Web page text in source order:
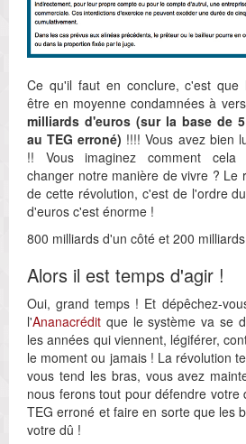
Ce qu'il faut en conclure, c'est que
être en moyenne condamnées à
milliards d'euros (sur la base de
au TEG erroné) !!!! Vous avez bien
!! Vous imaginez comment cela
changer notre manière de vivre ? Le
de cette révolution, c'est de l'ordre
d'euros c'est énorme !
800 milliards d'un côté et 200
Alors il est temps d'agir !
Oui, grand temps ! Et dépêchez-
l'Ananacrédit que le système va se
les années qui viennent, légiférer,
le moment ou jamais ! La révolution
vous tend les bras, vous avez
nous ferons tout pour défendre votre
TEG erroné et faire en sorte que les
votre dû !